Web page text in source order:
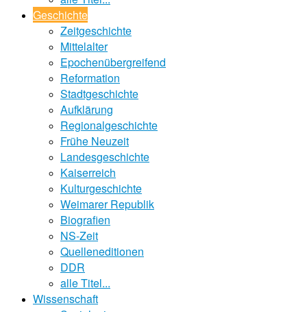
Geschichte
Zeitgeschichte
Mittelalter
Epochenübergreifend
Reformation
Stadtgeschichte
Aufklärung
Regionalgeschichte
Frühe Neuzeit
Landesgeschichte
Kaiserreich
Kulturgeschichte
Weimarer Republik
Biografien
NS-Zeit
Quelleneditionen
DDR
alle Titel...
Wissenschaft